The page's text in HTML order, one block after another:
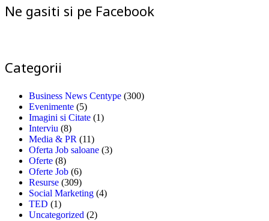
Ne gasiti si pe Facebook
Categorii
Business News Centype (300)
Evenimente (5)
Imagini si Citate (1)
Interviu (8)
Media & PR (11)
Oferta Job saloane (3)
Oferte (8)
Oferte Job (6)
Resurse (309)
Social Marketing (4)
TED (1)
Uncategorized (2)